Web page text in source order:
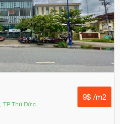
TP Thủ Đức
9$ /m2